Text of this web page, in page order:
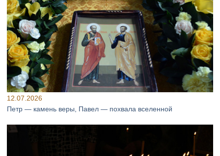
12.07.2026
Петр — камень веры, Павел — похвала вселенной